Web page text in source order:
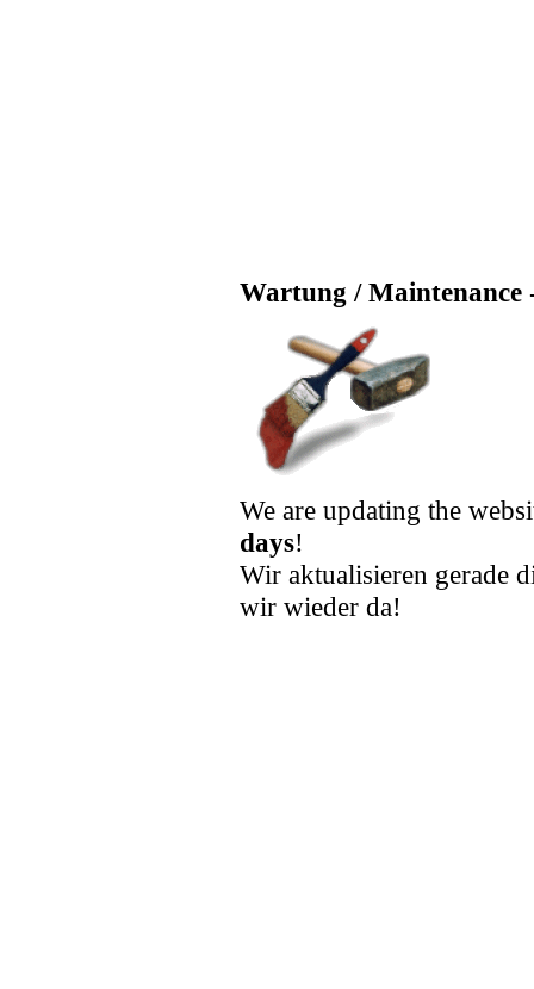
Wartung / Maintenance
We are updating the
days!
Wir aktualisieren gerade
wir wieder da!